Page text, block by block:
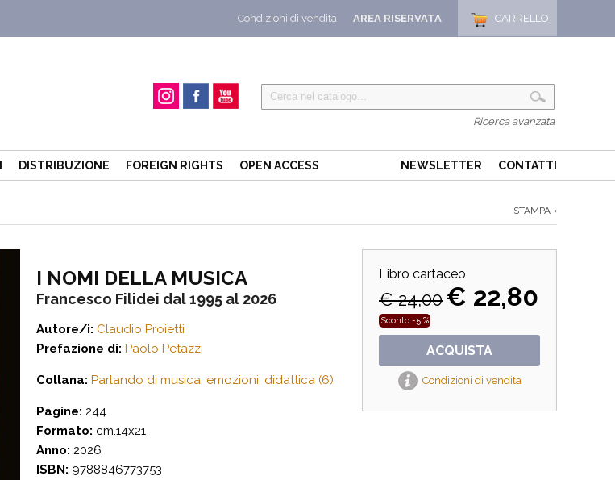
CARRELLO
AREA RISERVATA
Condizioni di vendita
Ricerca avanzata
DISTRIBUZIONE FOREIGN RIGHTS OPEN ACCESS NEWSLETTER CONTATTI
STAMPA
Libro cartaceo
€ 24,00€ 22,80
Sconto -5 %
ACQUISTA
Condizioni di vendita
I NOMI DELLA MUSICA
Francesco Filidei dal 1995 al 2026
Autore/i: Claudio Proietti
Prefazione di: Paolo Petazzi
Collana: Parlando di musica, emozioni, didattica (6)
Pagine: 244
Formato: cm.14x21
Anno: 2026
ISBN: 9788846773753